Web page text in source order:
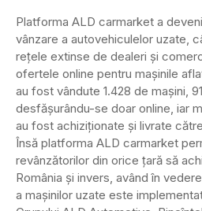
Platforma ALD carmarket a
vânzare a autovehiculelor uzate,
reţele extinse de dealeri şi
ofertele online pentru maşinile
au fost vândute 1.428 de maşini,
desfăşurându-se doar online, iar
au fost achiziţionate şi livrate
Însă platforma ALD carmarket
revânzătorilor din orice ţară să
România şi invers, având în
a maşinilor uzate este